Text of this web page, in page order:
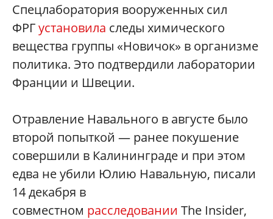
Спецлаборатория вооруженных сил
ФРГустановила следы химического
вещества группы «Новичок» в организме
политика. Это подтвердили лаборатории
Франции и Швеции.
Отравление Навального в августе было
второй попыткой — ранее покушение
совершили в Калининграде и при этом
едва не убили Юлию Навальную, писали
14 декабря в
совместном расследовании The Insider,